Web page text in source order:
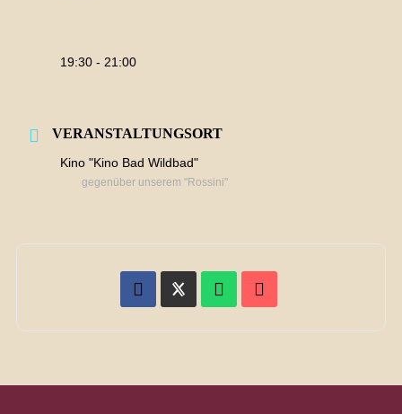
19:30 - 21:00
VERANSTALTUNGSORT
Kino "Kino Bad Wildbad"
gegenüber unserem "Rossini"